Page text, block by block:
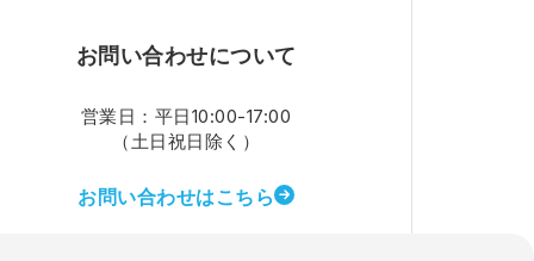
お問い合わせについて
営業日：平日10:00-17:00
（土日祝日除く）
お問い合わせはこちら